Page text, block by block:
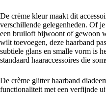
De crème kleur maakt dit
verschillende gelegenheden. Of
een bruiloft bijwoont of gewoon
wilt toevoegen, deze haarband
subtiele glans en smalle vorm is
standaard haaraccessoires die
De crème glitter haarband
functionaliteit met een verfijnde